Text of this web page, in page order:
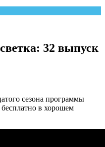
32 выпуск
сезона программы
в хорошем